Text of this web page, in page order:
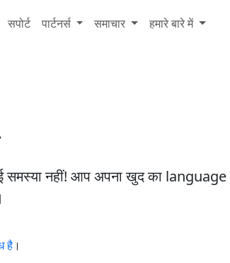
सपोर्ट पार्टनर्स समाचार हमारे बारे में
समस्या नहीं! आप अपना खुद का
है ।